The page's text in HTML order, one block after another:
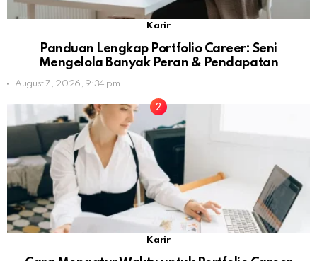
Karir
Panduan Lengkap Portfolio Career: Seni
Mengelola Banyak Peran & Pendapatan
August 7, 2026, 9:34 pm
Karir